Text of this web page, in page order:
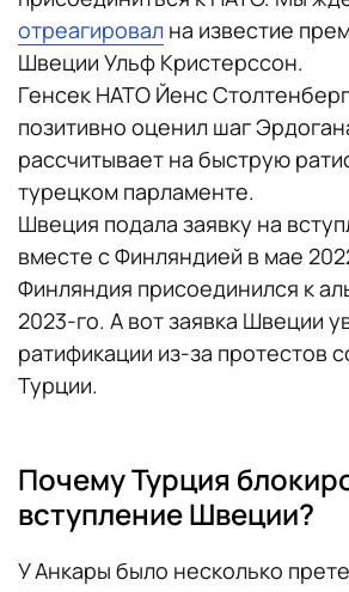
отреагировал на известие
Швеции Ульф Кристерссон.
Генсек НАТО Йенс
позитивно оценил шаг
рассчитывает на быструю
турецком парламенте.
Швеция подала заявку на
вместе с Финляндией в мае
Финляндия присоединился к
2023-го. А вот заявка Швеции
ратификации из-за протестов
Турции.
Почему Турция
вступление Швеции?
У Анкары было несколько